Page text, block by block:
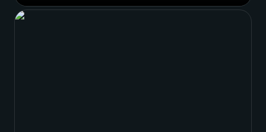
Advanced